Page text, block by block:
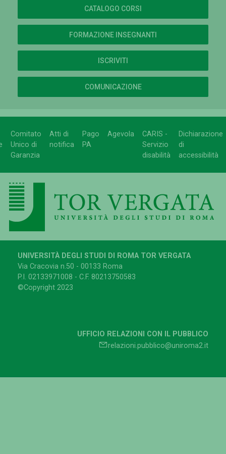
CATALOGO CORSI
FORMAZIONE INSEGNANTI
ISCRIVITI
COMUNICAZIONE
Comitato
Unico di
Garanzia
Atti di
notifica
Pago
PA
Agevola
CARIS -
Servizio
disabilità
Dichiarazione
di
accessibilità
UNIVERSITÀ DEGLI STUDI DI ROMA TOR VERGATA
Via Cracovia n.50 - 00133 Roma
P.I. 02133971008 - C.F. 80213750583
©Copyright 2023
UFFICIO RELAZIONI CON IL PUBBLICO
relazioni.pubblico@uniroma2.it